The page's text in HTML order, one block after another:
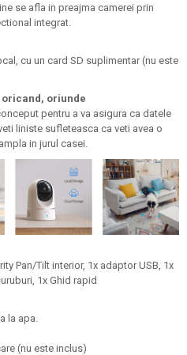
se afla in preajma camerei prin
integrat.
cu un card SD suplimentar (nu este
oriunde
pentru a va asigura ca datele
liniste sufleteasca ca veti avea o
in jurul casei.
Pan/Tilt interior, 1x adaptor USB, 1x
1x Ghid rapid
la apa.
(nu este inclus)